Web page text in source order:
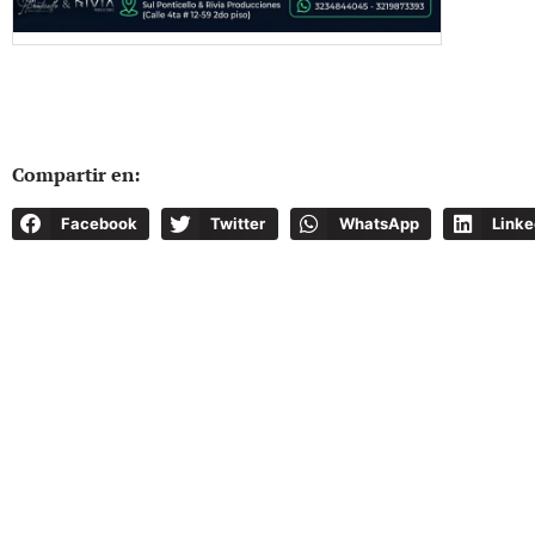
Compartir en:
Facebook Twitter WhatsApp